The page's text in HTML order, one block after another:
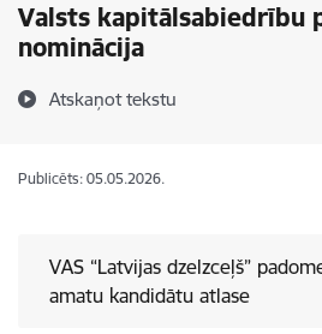
Valsts kapitālsabiedrību
nominācija
Atskaņot tekstu
Publicēts: 05.05.2026.
VAS “Latvijas dzelzceļš”
amatu kandidātu atlase